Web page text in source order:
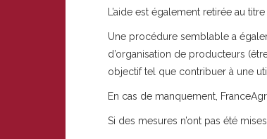
L’aide est également retirée au
Une procédure semblable a
d’organisation de producteurs
objectif tel que contribuer à une
En cas de manquement,
Si des mesures n’ont pas été